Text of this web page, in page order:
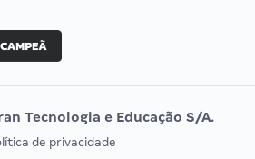
Vunesp
EXAME DE ORDEM
Tecnologia e Educação S/A.
de privacidade